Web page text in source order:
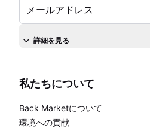
メールアドレス
詳細を見る
私たちについて
Back Marketについて
環境への貢献